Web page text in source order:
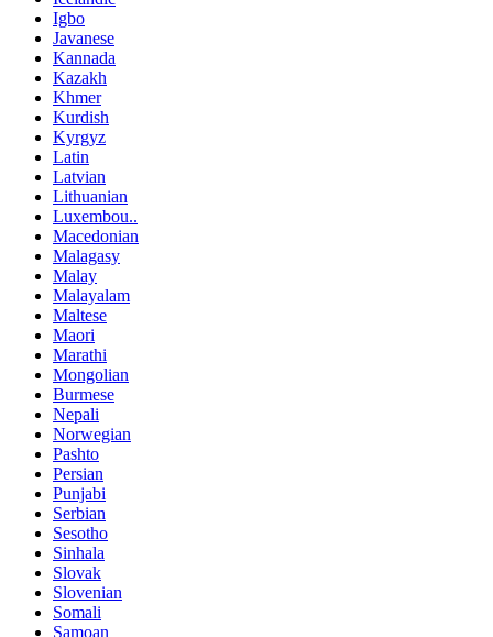
Igbo
Javanese
Kannada
Kazakh
Khmer
Kurdish
Kyrgyz
Latin
Latvian
Lithuanian
Luxembou..
Macedonian
Malagasy
Malay
Malayalam
Maltese
Maori
Marathi
Mongolian
Burmese
Nepali
Norwegian
Pashto
Persian
Punjabi
Serbian
Sesotho
Sinhala
Slovak
Slovenian
Somali
Samoan